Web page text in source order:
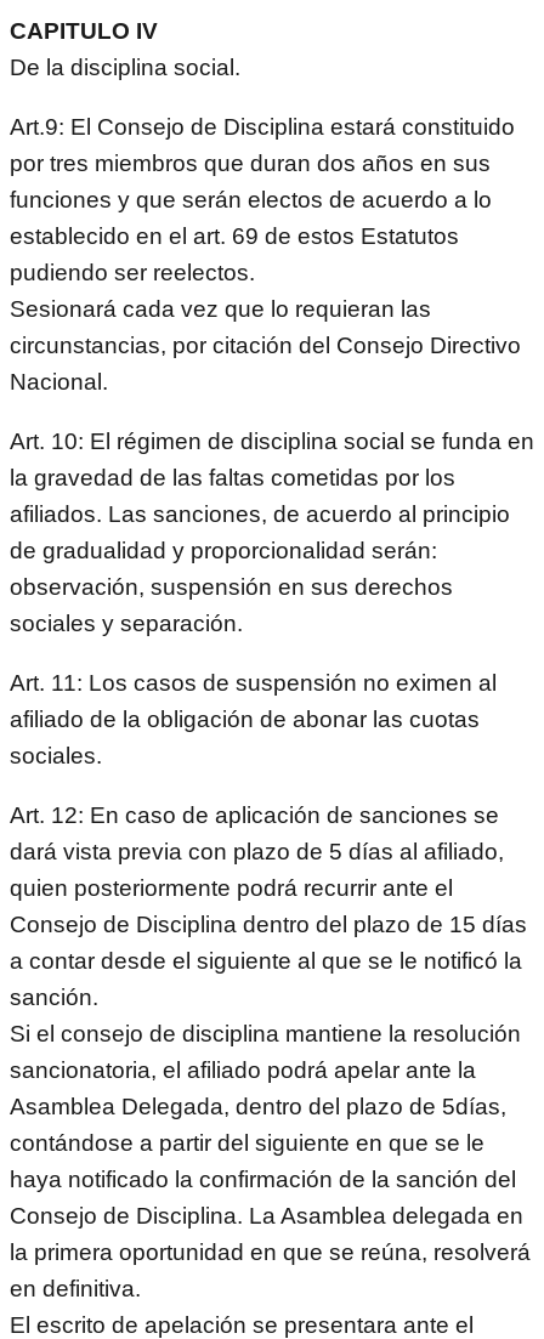
CAPITULO IV
De la disciplina social.
Art.9: El Consejo de Disciplina estará constituido
por tres miembros que duran dos años en sus
funciones y que serán electos de acuerdo a lo
establecido en el art. 69 de estos Estatutos
pudiendo ser reelectos.
Sesionará cada vez que lo requieran las
circunstancias, por citación del Consejo Directivo
Nacional.
Art. 10: El régimen de disciplina social se funda en
la gravedad de las faltas cometidas por los
afiliados. Las sanciones, de acuerdo al principio
de gradualidad y proporcionalidad serán:
observación, suspensión en sus derechos
sociales y separación.
Art. 11: Los casos de suspensión no eximen al
afiliado de la obligación de abonar las cuotas
sociales.
Art. 12: En caso de aplicación de sanciones se
dará vista previa con plazo de 5 días al afiliado,
quien posteriormente podrá recurrir ante el
Consejo de Disciplina dentro del plazo de 15 días
a contar desde el siguiente al que se le notificó la
sanción.
Si el consejo de disciplina mantiene la resolución
sancionatoria, el afiliado podrá apelar ante la
Asamblea Delegada, dentro del plazo de 5días,
contándose a partir del siguiente en que se le
haya notificado la confirmación de la sanción del
Consejo de Disciplina. La Asamblea delegada en
la primera oportunidad en que se reúna, resolverá
en definitiva.
El escrito de apelación se presentara ante el